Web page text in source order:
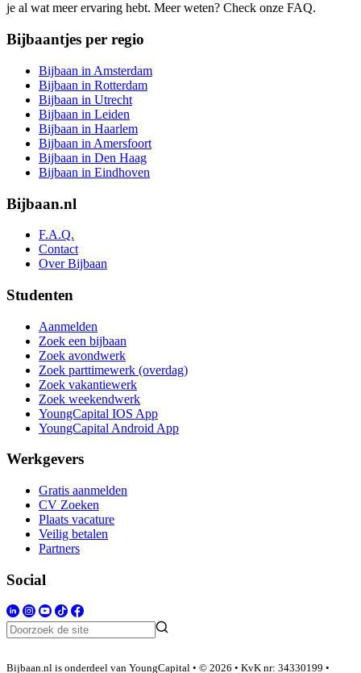
je al wat meer ervaring hebt. Meer weten? Check onze FAQ.
Bijbaantjes per regio
Bijbaan in Amsterdam
Bijbaan in Rotterdam
Bijbaan in Utrecht
Bijbaan in Leiden
Bijbaan in Haarlem
Bijbaan in Amersfoort
Bijbaan in Den Haag
Bijbaan in Eindhoven
Bijbaan.nl
F.A.Q.
Contact
Over Bijbaan
Studenten
Aanmelden
Zoek een bijbaan
Zoek avondwerk
Zoek parttimewerk (overdag)
Zoek vakantiewerk
Zoek weekendwerk
YoungCapital IOS App
YoungCapital Android App
Werkgevers
Gratis aanmelden
CV Zoeken
Plaats vacature
Veilig betalen
Partners
Social
Bijbaan.nl is onderdeel van YoungCapital • © 2026 • KvK nr: 34330199 •